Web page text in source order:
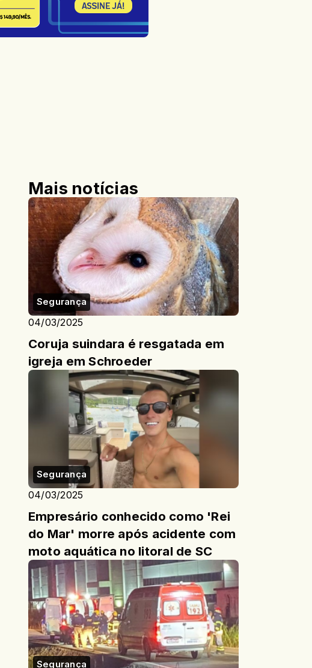
Mais notícias
Segurança
04/03/2025
Coruja suindara é resgatada em
igreja em Schroeder
Segurança
04/03/2025
Empresário conhecido como 'Rei
do Mar' morre após acidente com
moto aquática no litoral de SC
Segurança